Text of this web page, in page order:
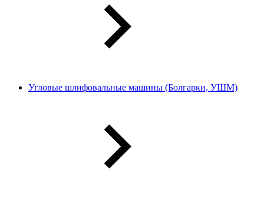
Угловые шлифовальные машины (Болгарки, УШМ)